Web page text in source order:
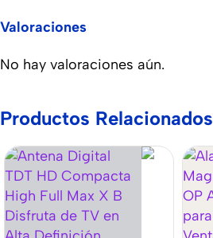
Valoraciones
No hay valoraciones aún.
Productos Relacionados